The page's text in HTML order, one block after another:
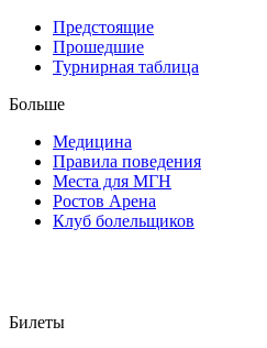
Предстоящие
Прошедшие
Турнирная таблица
Больше
Медицина
Правила поведения
Места для МГН
Ростов Арена
Клуб болельщиков
Билеты